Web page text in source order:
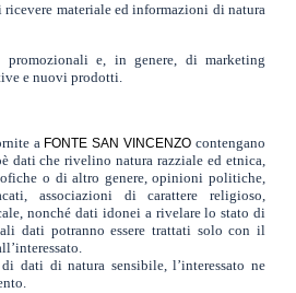
ricevere materiale ed informazioni di natura
e, in genere, di marketing
e nuovi prodotti.
a FONTE SAN VINCENZO contengano
dati che rivelino natura razziale ed etnica,
o di altro genere, opinioni politiche,
associazioni di carattere religioso,
nonché dati idonei a rivelare lo stato di
dati potranno essere trattati solo con il
dati di natura sensibile, l’interessato ne